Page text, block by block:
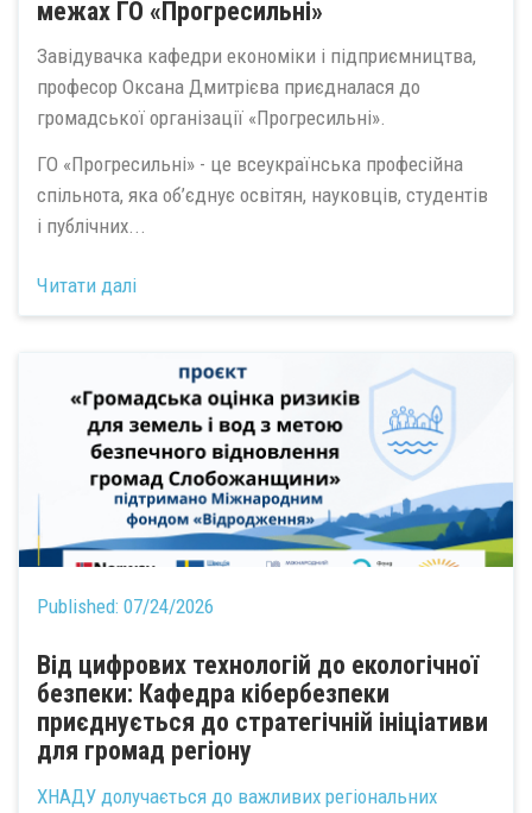
межах ГО «Прогресильні»
Завідувачка кафедри економіки і підприємництва,
професор Оксана Дмитрієва приєдналася до
громадської організації «Прогресильні».
ГО «Прогресильні» - це всеукраїнська професійна
спільнота, яка об’єднує освітян, науковців, студентів
і публічних...
Читати далі
Published: 07/24/2026
Від цифрових технологій до екологічної
безпеки: Кафедра кібербезпеки
приєднується до стратегічній ініціативи
для громад регіону
ХНАДУ долучається до важливих регіональних